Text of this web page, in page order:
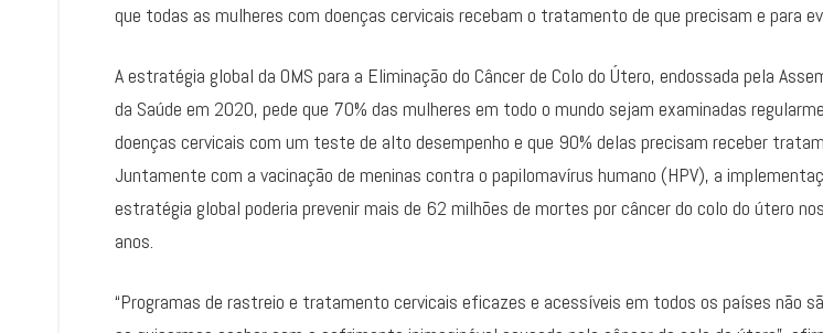
que todas as mulheres com doenças cervicais recebam o tratamento de que precisam e para
A estratégia global da OMS para a Eliminação do Câncer de Colo do Útero, endossada pela
da Saúde em 2020, pede que 70% das mulheres em todo o mundo sejam examinadas
doenças cervicais com um teste de alto desempenho e que 90% delas precisam receber
Juntamente com a vacinação de meninas contra o papilomavírus humano (HPV), a
estratégia global poderia prevenir mais de 62 milhões de mortes por câncer do colo do útero
anos.
“Programas de rastreio e tratamento cervicais eficazes e acessíveis em todos os países não